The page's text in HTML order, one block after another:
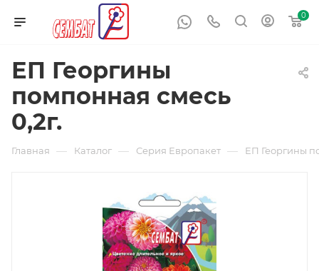
0
ЕП Георгины
помпонная смесь
0,2г.
Главная — Каталог — Серия Европакет — ЕП Георгины